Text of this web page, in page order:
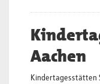
Aachen
Kindertagesstätten